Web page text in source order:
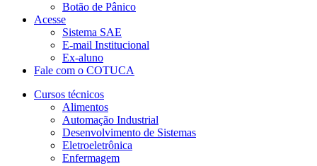
Botão de Pânico
Acesse
Sistema SAE
E-mail Institucional
Ex-aluno
Fale com o COTUCA
Cursos técnicos
Alimentos
Automação Industrial
Desenvolvimento de Sistemas
Eletroeletrônica
Enfermagem